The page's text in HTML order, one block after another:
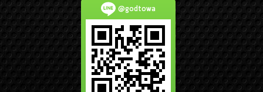
@godtowa